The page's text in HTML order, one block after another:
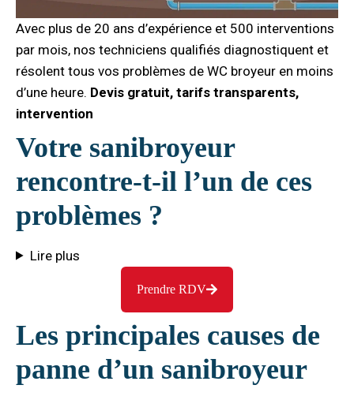
Avec plus de 20 ans d’expérience et 500 interventions
par mois, nos techniciens qualifiés diagnostiquent et
résolent tous vos problèmes de WC broyeur en moins
d’une heure. Devis gratuit, tarifs transparents,
intervention
Votre sanibroyeur
rencontre-t-il l’un de ces
problèmes ?
Lire plus
Prendre RDV
Les principales causes de
panne d’un sanibroyeur